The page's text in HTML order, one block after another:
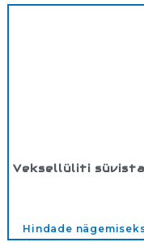
Veksellüliti
Hindade